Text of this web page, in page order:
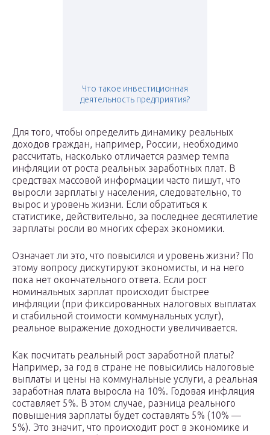
Что такое инвестиционная
деятельность предприятия?
Для того, чтобы определить динамику реальных
доходов граждан, например, России, необходимо
рассчитать, насколько отличается размер темпа
инфляции от роста реальных заработных плат. В
средствах массовой информации часто пишут, что
выросли зарплаты у населения, следовательно, то
вырос и уровень жизни. Если обратиться к
статистике, действительно, за последнее десятилетие
зарплаты росли во многих сферах экономики.
Означает ли это, что повысился и уровень жизни? По
этому вопросу дискутируют экономисты, и на него
пока нет окончательного ответа. Если рост
номинальных зарплат происходит быстрее
инфляции (при фиксированных налоговых выплатах
и стабильной стоимости коммунальных услуг),
реальное выражение доходности увеличивается.
Как посчитать реальный рост заработной платы?
Например, за год в стране не повысились налоговые
выплаты и цены на коммунальные услуги, а реальная
заработная плата выросла на 10%. Годовая инфляция
составляет 5%. В этом случае, разница реального
повышения зарплаты будет составлять 5% (10% —
5%). Это значит, что происходит рост в экономике и